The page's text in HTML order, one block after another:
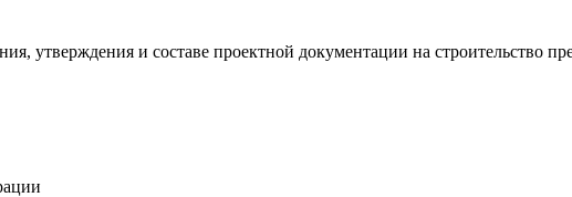
утверждения и составе проектной документации на строительство